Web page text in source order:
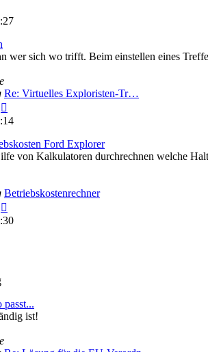
wer sich wo trifft. Beim einstellen eines
Re: Virtuelles Exploristen-Tr…
Beitrag
Ford Explorer
von Kalkulatoren durchrechnen welche
Betriebskostenrechner
Beitrag
passt...
ist!